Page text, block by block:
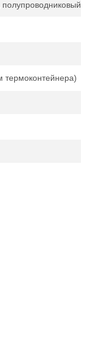
полупроводниковый
термоконтейнера)